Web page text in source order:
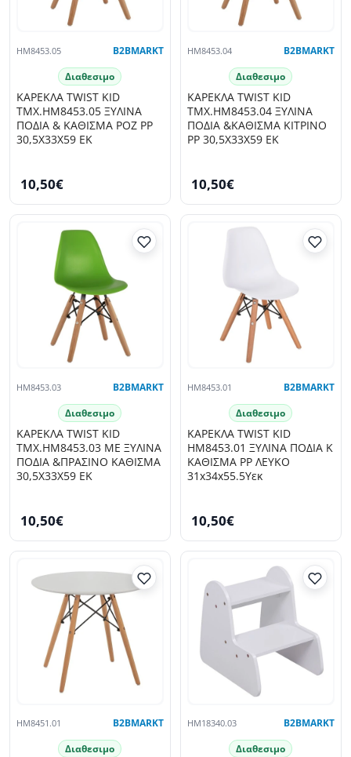
HM8453.05 B2BMARKT
Διαθεσιμο
ΚΑΡΕΚΛΑ TWIST KID
ΤΜΧ.HM8453.05 ΞΥΛΙΝΑ
ΠΟΔΙΑ & ΚΑΘΙΣΜΑ ΡΟΖ PP
30,5Χ33Χ59 ΕΚ
10,50€
HM8453.04 B2BMARKT
Διαθεσιμο
ΚΑΡΕΚΛΑ TWIST KID
ΤΜΧ.HM8453.04 ΞΥΛΙΝΑ
ΠΟΔΙΑ &ΚΑΘΙΣΜΑ ΚΙΤΡΙΝΟ
PP 30,5Χ33Χ59 ΕΚ
10,50€
HM8453.03 B2BMARKT
Διαθεσιμο
ΚΑΡΕΚΛΑ TWIST KID
ΤΜΧ.HM8453.03 ΜΕ ΞΥΛΙΝΑ
ΠΟΔΙΑ &ΠΡΑΣΙΝΟ ΚΑΘΙΣΜΑ
30,5Χ33Χ59 ΕΚ
10,50€
HM8453.01 B2BMARKT
Διαθεσιμο
ΚΑΡΕΚΛΑ TWIST KID
HM8453.01 ΞΥΛΙΝΑ ΠΟΔΙΑ Κ
ΚΑΘΙΣΜΑ PP ΛΕΥΚΟ
31x34x55.5Υεκ
10,50€
HM8451.01 B2BMARKT
Διαθεσιμο
HM18340.03 B2BMARKT
Διαθεσιμο